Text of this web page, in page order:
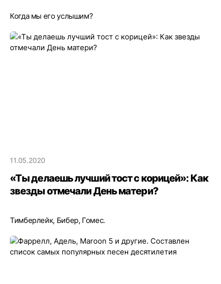
Когда мы его услышим?
11.05.2020
«Ты делаешь лучший тост с корицей»: Как
звезды отмечали День матери?
Тимберлейк, Бибер, Гомес.